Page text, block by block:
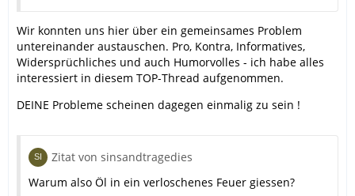
Wir konnten uns hier über ein gemeinsames Problem
untereinander austauschen. Pro, Kontra, Informatives,
Widersprüchliches und auch Humorvolles - ich habe alles
interessiert in diesem TOP-Thread aufgenommen.
DEINE Probleme scheinen dagegen einmalig zu sein !
Zitat von sinsandtragedies
Warum also Öl in ein verloschenes Feuer giessen?